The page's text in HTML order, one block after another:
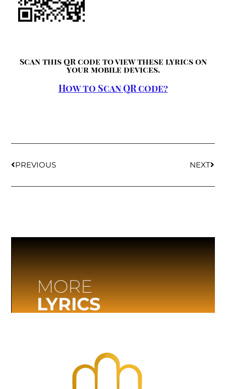
Scan this QR code to view these lyrics on
your mobile devices.
How to Scan QR code?
PREVIOUS NEXT
MORE
LYRICS